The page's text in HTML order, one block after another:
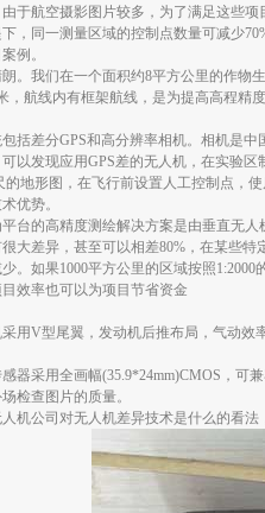
于航空摄影图片较多，为了满足这些
，同一测量区域的控制点数量可减少
例。
。我们在一个面积约8平方公里的作物
，航线内有框架航线，是为提高高程精
括差分GPS和高分辨率相机。相机是中
以发现应用GPS差的无人机，在实验
的地形图，在飞行前设置人工控制点，
优势。
台的高精度测绘解决方案是由垂直无
大差异，甚至可以相差80%，在某些
。如果1000平方公里的区域按照
效率也可以为项目节省资金
用V型尾翼，发动机后推布局，气动效
器采用全画幅(35.9*24mm)CMOS，可
检查图片的质量。
机公司对无人机差异技术是什么的看法